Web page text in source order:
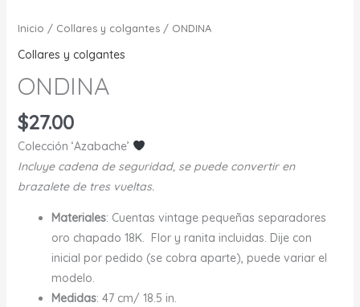
Inicio / Collares y colgantes/ ONDINA
Collares y colgantes
ONDINA
$27.00
Colección ‘Azabache’
Incluye cadena de seguridad, se puede convertir en
brazalete de tres vueltas.
Materiales: Cuentas vintage pequeñas separadores
oro chapado 18K. Flor y ranita incluidas. Dije con
inicial por pedido (se cobra aparte), puede variar el
modelo.
Medidas: 47 cm/ 18.5 in.